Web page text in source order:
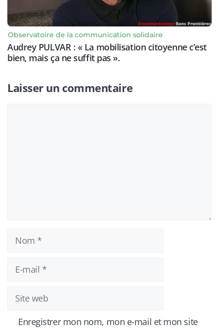
Observatoire de la communication solidaire
Audrey PULVAR : « La mobilisation citoyenne c’est
bien, mais ça ne suffit pas ».
Laisser un commentaire
Nom
mail
Site
web
Enregistrer mon nom, mon e-mail et mon site